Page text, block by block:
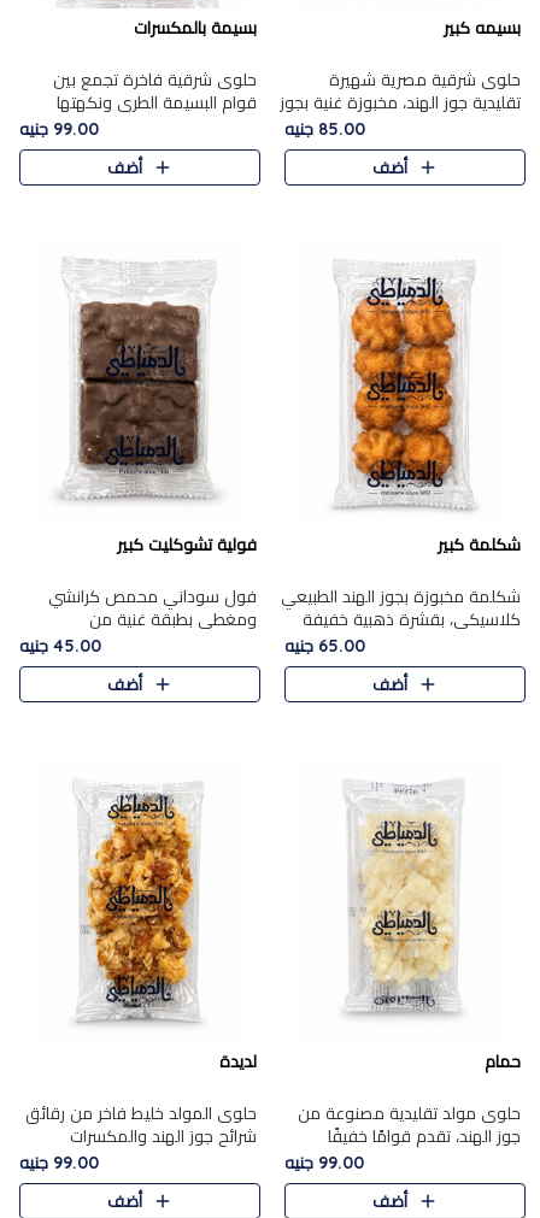
بسيمه كبير
حلوى شرقية مصرية شهيرة
تقليدية جوز الهند، مخبوزة غنية بجوز
الهند، بلمسه ذهبية وتتميز بقوامها
المرمل وطعمها اللذيذ الذي يشبه
البسبوسة. تُخبز..
85.00 جنيه
أضف
بسيمة بالمكسرات
حلوى شرقية فاخرة تجمع بين
قوام البسيمة الطري ونكهتها
الغنية، مزينة بتشكيلة مختارة من
اللوز والبندق والمكسرات الفاخرة.
مزيج متوازن من القوام ..
99.00 جنيه
أضف
شكلمة كبير
شكلمة مخبوزة بجوز الهند الطبيعي
كلاسيكي، بقشرة ذهبية خفيفة
وقلب طري رطب يذوب في الفم،
تمنحك المذاق الشرقي الحلو الأصيل
التقليدي في كل لقمة.
65.00 جنيه
أضف
فولية تشوكليت كبير
فول سوداني محمص كرانشي
ومغطى بطبقة غنية من
الشوكولاتة، يجمع بين طعم
القرمشة الأصيلة الكلاسكيكية
التقليدية للفول السوداني وحلاوة
45.00 جنيه
أضف
حمام
حلوى مولد تقليدية مصنوعة من
جوز الهند، تقدم قوامًا خفيفًا
ونكهة شرقية أصيلة تجسد روح
الـموسم الأعياد.
99.00 جنيه
أضف
لديدة
حلوى المولد خليط فاخر من رقائق
شرائح جوز الهند والمكسرات
المحمصة، متماسك بشراب حلاوة
الكراميل الخفيفة ليمنحك قرمشة
غنية ومذاقًا شرقيًا أصيلً..
99.00 جنيه
أضف